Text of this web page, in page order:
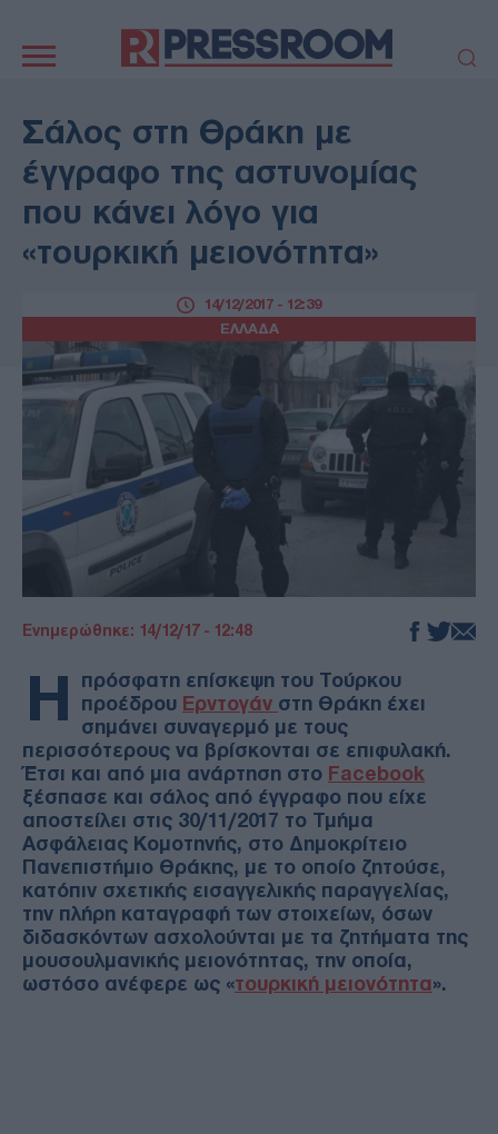
πλοήγηση
ΠΟΛΙΤΙΚΗ
ΕΛΛΑΔΑ
ΕΚΚΛΗΣΙΑ
ΑΜΥΝΑ
ΔΙΕΘΝΗ
ΚΥΠΡΟΣ
MEDIA
LIFESTYLE
AUTO - MOTO
ΓΑΣΤΡΟΝΟΜΙΑ
ΥΓΕΙΑ
ΤΕΧΝΟΛΟΓΙΑ
ΠΑΡΑΞΕΝΑ
ΑΡΘΡΟΓΡΑΦΙΑ
Σάλος στη Θράκη με
έγγραφο της αστυνομίας
που κάνει λόγο για
«τουρκική μειονότητα»
ΕΛΛΑΔΑ
14/12/2017 - 12:39
Ενημερώθηκε: 14/12/17 - 12:48
Η
πρόσφατη επίσκεψη του Τούρκου
προέδρου Ερντογάν στη Θράκη έχει
σημάνει συναγερμό με τους
περισσότερους να βρίσκονται σε επιφυλακή.
Έτσι και από μια ανάρτηση στο Facebook
ξέσπασε και σάλος από έγγραφο που είχε
αποστείλει στις 30/11/2017 το Τμήμα
Ασφάλειας Κομοτηνής, στο Δημοκρίτειο
Πανεπιστήμιο Θράκης, με το οποίο ζητούσε,
κατόπιν σχετικής εισαγγελικής παραγγελίας,
την πλήρη καταγραφή των στοιχείων, όσων
διδασκόντων ασχολούνται με τα ζητήματα της
μουσουλμανικής μειονότητας, την οποία,
ωστόσο ανέφερε ως «τουρκική μειονότητα».